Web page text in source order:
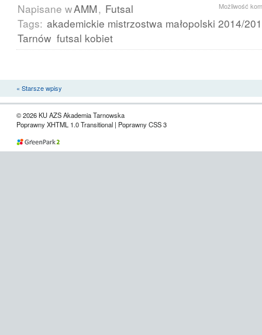
Możliwość
Napisane wAMM, Futsal
Tags: akademickie mistrzostwa małopolski 2014/
Tarnów futsal kobiet
« Starsze wpisy
© 2026 KU AZS Akademia Tarnowska
Poprawny XHTML 1.0 Transitional | Poprawny CSS 3